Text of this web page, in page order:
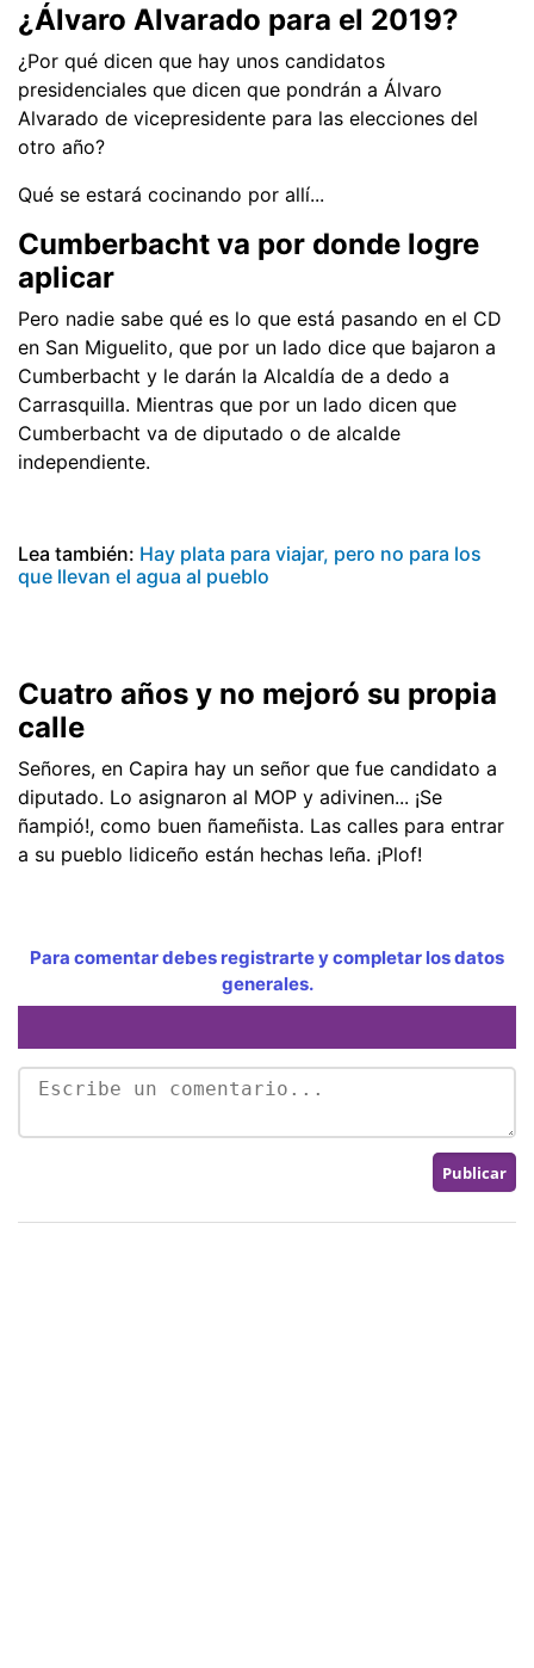
¿Álvaro Alvarado para el 2019?
¿Por qué dicen que hay unos candidatos
presidenciales que dicen que pondrán a Álvaro
Alvarado de vicepresidente para las elecciones del
otro año?
Qué se estará cocinando por allí...
Cumberbacht va por donde logre
aplicar
Pero nadie sabe qué es lo que está pasando en el CD
en San Miguelito, que por un lado dice que bajaron a
Cumberbacht y le darán la Alcaldía de a dedo a
Carrasquilla. Mientras que por un lado dicen que
Cumberbacht va de diputado o de alcalde
independiente.
Lea también: Hay plata para viajar, pero no para los
que llevan el agua al pueblo
Cuatro años y no mejoró su propia
calle
Señores, en Capira hay un señor que fue candidato a
diputado. Lo asignaron al MOP y adivinen... ¡Se
ñampió!, como buen ñameñista. Las calles para entrar
a su pueblo lidiceño están hechas leña. ¡Plof!
Para comentar debes registrarte y completar los datos
generales.